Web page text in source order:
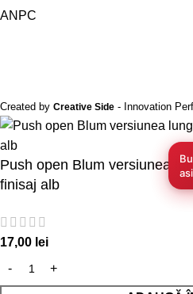
ANPC
Created by Creative Side - Innovation
Push open Blum versiunea
finisaj alb
17,00 lei